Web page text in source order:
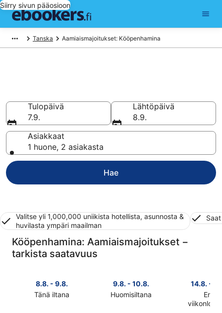
Siirry sivun pääosioon
Tanska Aamiaismajoitukset: Kööpenhamina
Tulopäivä
7.9.
Lähtöpäivä
8.9.
Asiakkaat
1 huone, 2 asiakasta
Hae
Valitse yli 1,000,000 uniikista hotellista, asunnosta &
huvilasta ympäri maailman
Kööpenhamina: Aamiaismajoitukset −
tarkista saatavuus
8.8. - 9.8.
Tänä iltana
9.8. - 10.8.
Huomisiltana
14.8. -
Ensi